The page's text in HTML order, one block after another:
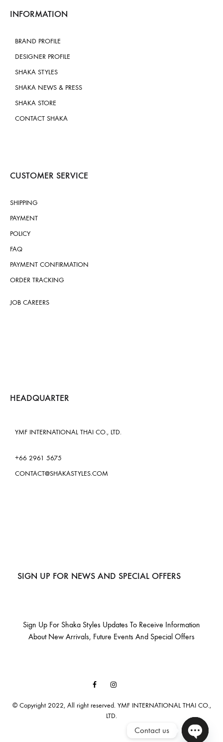
INFORMATION
BRAND PROFILE
DESIGNER PROFILE
SHAKA STYLES
SHAKA NEWS & PRESS
SHAKA STORE
CONTACT SHAKA
CUSTOMER SERVICE
SHIPPING
PAYMENT
POLICY
FAQ
PAYMENT CONFIRMATION
ORDER TRACKING
JOB CAREERS
HEADQUARTER
YMF INTERNATIONAL THAI CO., LTD.
+66 2961 5675
CONTACT@SHAKASTYLES.COM
SIGN UP FOR NEWS AND SPECIAL OFFERS
Sign Up For Shaka Styles Updates To Receive Information
About New Arrivals, Future Events And Special Offers
© Copyright 2022, All right reserved. YMF INTERNATIONAL THAI CO.,
LTD.
FacebookInstagram
Contact us